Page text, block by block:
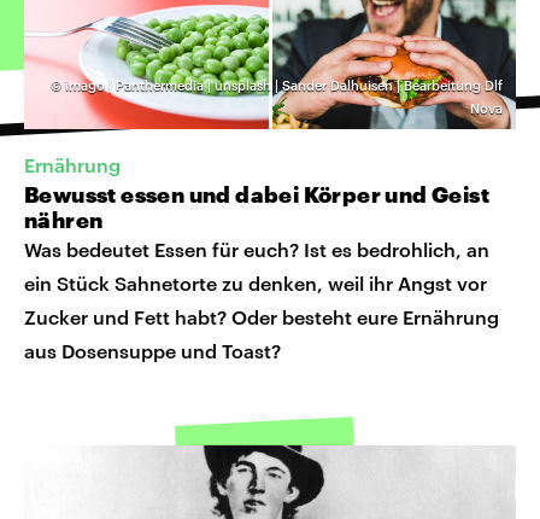
© imago | Panthermedia | unsplash | Sander Dalhuisen | Bearbeitung Dlf
Nova
Ernährung
Bewusst essen und dabei Körper und Geist
nähren
Was bedeutet Essen für euch? Ist es bedrohlich, an
ein Stück Sahnetorte zu denken, weil ihr Angst vor
Zucker und Fett habt? Oder besteht eure Ernährung
aus Dosensuppe und Toast?